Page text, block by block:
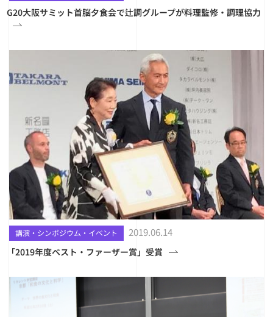
G20大阪サミット首脳夕食会で辻調グループが料理監修・調理協力
講演・シンポジウム・イベント 2019.06.14
「2019年度ベスト・ファーザー賞」受賞